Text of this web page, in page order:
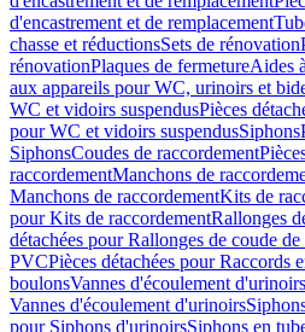
d'encastrement et de remplacement
chasse et réductionsSets de rénovation
rénovationPlaques de fermetureAides
aux appareils pour WC, urinoirs et
WC et vidoirs suspendusPièces
pour WC et vidoirs suspendusSiphons
SiphonsCoudes de raccordement
raccordementManchons de
Manchons de raccordementKits de
pour Kits de raccordementRallonges
détachées pour Rallonges de coude de
PVCPièces détachées pour Raccords
boulonsVannes d'écoulement d'urinoirs
Vannes d'écoulement d'urinoirs
pour Siphons d'urinoirsSiphons en